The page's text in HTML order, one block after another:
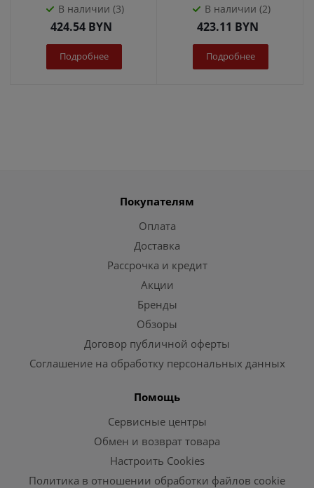
В наличии (3)
424.54 BYN
Подробнее
В наличии (2)
423.11 BYN
Подробнее
Покупателям
Оплата
Доставка
Рассрочка и кредит
Акции
Бренды
Обзоры
Договор публичной оферты
Соглашение на обработку персональных данных
Помощь
Сервисные центры
Обмен и возврат товара
Настроить Cookies
Политика в отношении обработки файлов cookie